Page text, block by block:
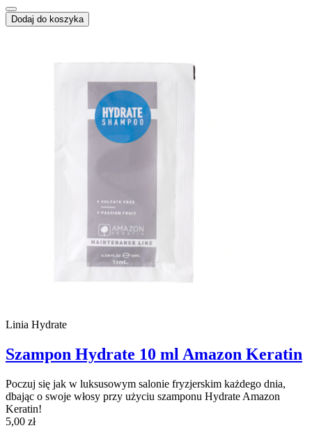
Dodaj do koszyka
Linia Hydrate
Szampon Hydrate 10 ml Amazon Keratin
Poczuj się jak w luksusowym salonie fryzjerskim każdego dnia,
dbając o swoje włosy przy użyciu szamponu Hydrate Amazon
Keratin!
5,00 zł